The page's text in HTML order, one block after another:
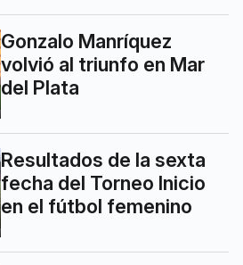
Gonzalo Manríquez
volvió al triunfo en Mar
del Plata
Resultados de la sexta
fecha del Torneo Inicio
en el fútbol femenino